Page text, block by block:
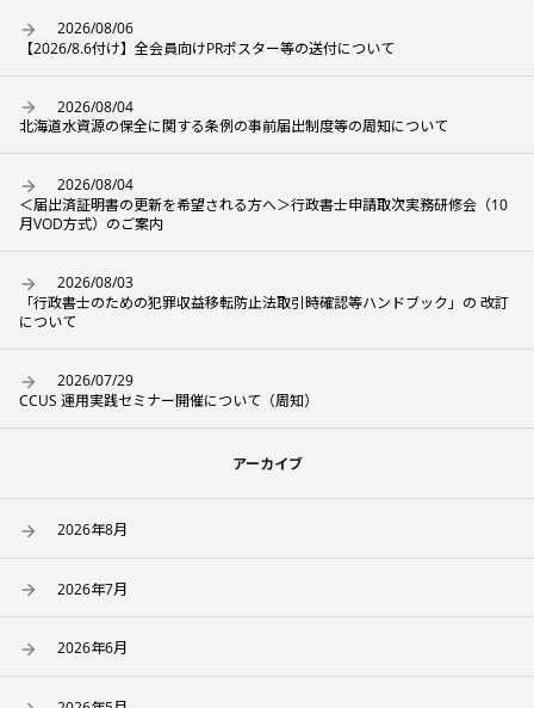
2026/08/06
【2026/8.6付け】全会員向けPRポスター等の送付について
2026/08/04
北海道水資源の保全に関する条例の事前届出制度等の周知について
2026/08/04
＜届出済証明書の更新を希望される方へ＞行政書士申請取次実務研修会（10
月VOD方式）のご案内
2026/08/03
「行政書士のための犯罪収益移転防止法取引時確認等ハンドブック」の 改訂
について
2026/07/29
CCUS 運用実践セミナー開催について（周知）
アーカイブ
2026年8月
2026年7月
2026年6月